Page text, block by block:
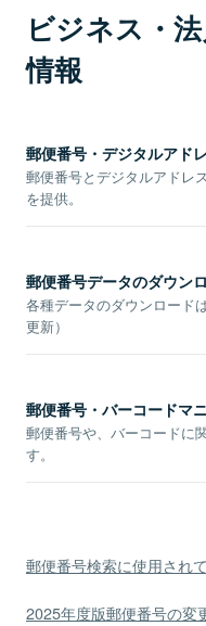
ビジネス・
情報
郵便番号・デジタルアド
郵便番号とデジタルアドレ
を提供。
郵便番号データのダウン
各種データのダウンロード
更新）
郵便番号・バーコードマ
郵便番号や、バーコードに
す。
郵便番号検索に使用され
2025年度版郵便番号の変